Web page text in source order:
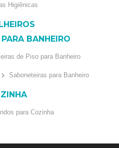
Higiênicas
BANHEIRO
de Piso para Banheiro
Saboneteiras para Banheiro
para Cozinha